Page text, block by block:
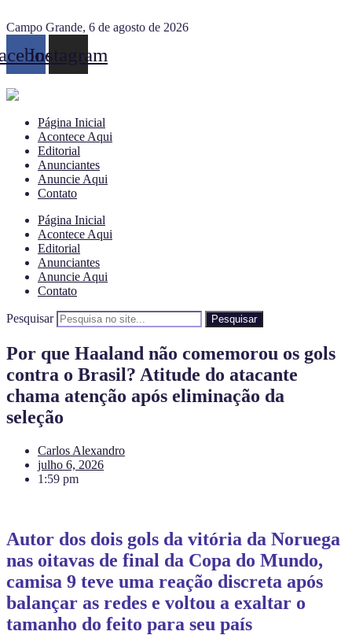
Campo Grande, 6 de agosto de 2026
Instagram
Página Inicial
Acontece Aqui
Editorial
Anunciantes
Anuncie Aqui
Contato
Página Inicial
Acontece Aqui
Editorial
Anunciantes
Anuncie Aqui
Contato
Pesquisar Pesquisar
Por que Haaland não comemorou os gols
contra o Brasil? Atitude do atacante
chama atenção após eliminação da
seleção
Carlos Alexandro
julho 6, 2026
1:59 pm
Autor dos dois gols da vitória da Noruega
nas oitavas de final da Copa do Mundo,
camisa 9 teve uma reação discreta após
balançar as redes e voltou a exaltar o
tamanho do feito para seu país